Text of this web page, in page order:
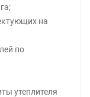
на
по
утеплителя